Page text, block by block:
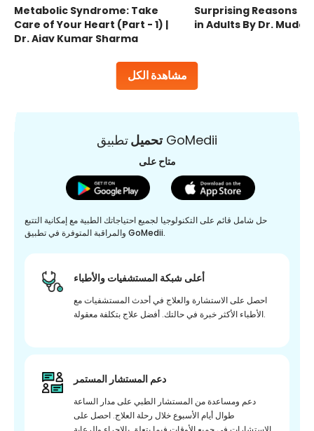
مشاهدة الكل
Metabolic Syndrome: Take
Care of Your Heart (Part - 1) |
Dr. Ajay Kumar Sharma
Surprising Reasons
in Adults By Dr.
تحميلتطبيق GoMedii
متاح على
حل شامل قائم على التكنولوجيا لجميع احتياجاتك الطبية مع إمكانية التتبع
والمراقبة المتوفرة في تطبيق GoMedii.
أعلى شبكة المستشفيات والأطباء
احصل على الاستشارة والعلاج في أحدث المستشفيات مع
الأطباء الأكثر خبرة في حالتك. أفضل علاج بتكلفة معقولة.
دعم المستشار المستمر
دعم ومساعدة من المستشار الطبي على مدار الساعة
طوال أيام الأسبوع خلال رحلة العلاج. احصل على